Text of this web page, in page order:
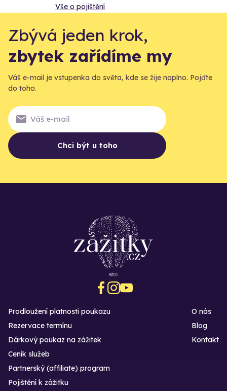
Vše o pojištění
Zbývá jeden krok,
zbytek zařídíme my
Váš e-mail je vstupenka do světa, kde se žije naplno. Pojďte
do toho.
Chci být u toho
Prodloužení platnosti poukazu
Rezervace termínu
Dárkový poukaz na zážitek
O nás
Blog
Kontakt
Ceník služeb
Partnerský (affiliate) program
Pojištění k zážitku